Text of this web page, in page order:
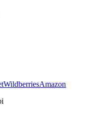
WildberriesAmazon